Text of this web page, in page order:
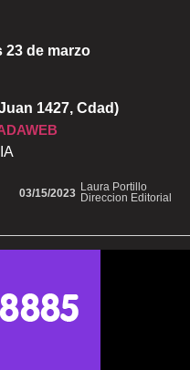
23 de marzo
1427, Cdad)
Laura Portillo
Direccion Editorial
03/15/2023